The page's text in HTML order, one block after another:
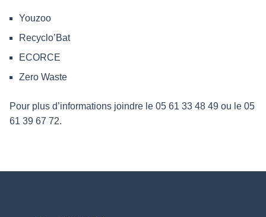
Youzoo
Recyclo’Bat
ECORCE
Zero Waste
Pour plus d’informations joindre le 05 61 33 48 49 ou le 05
61 39 67 72.